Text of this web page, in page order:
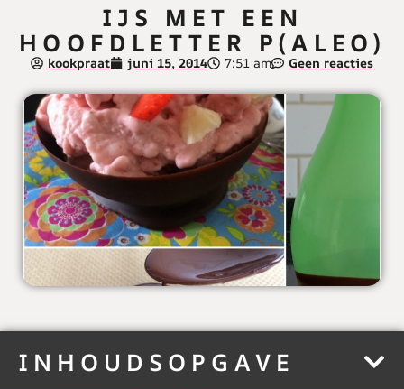
IJS MET EEN
HOOFDLETTER P(ALEO)
kookpraat juni 15, 2014 7:51 am Geen reacties
INHOUDSOPGAVE